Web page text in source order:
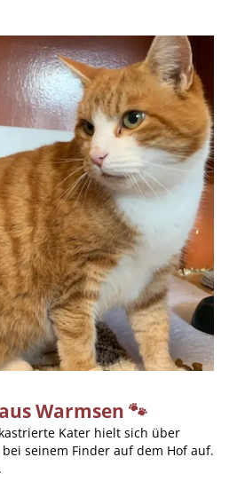
Warmsen 🐾
Kater hielt sich über
seinem Finder auf dem Hof auf.